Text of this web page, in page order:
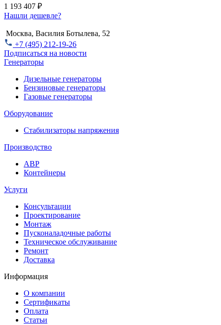
1 193 407 ₽
Нашли дешевле?
Москва, Василия Ботылева, 52
+7 (495) 212-19-26
Подписаться на новости
Генераторы
Дизельные генераторы
Бензиновые генераторы
Газовые генераторы
Оборудование
Стабилизаторы напряжения
Производство
АВР
Контейнеры
Услуги
Консультации
Проектирование
Монтаж
Пусконаладочные работы
Техническое обслуживание
Ремонт
Доставка
Информация
О компании
Сертификаты
Оплата
Статьи